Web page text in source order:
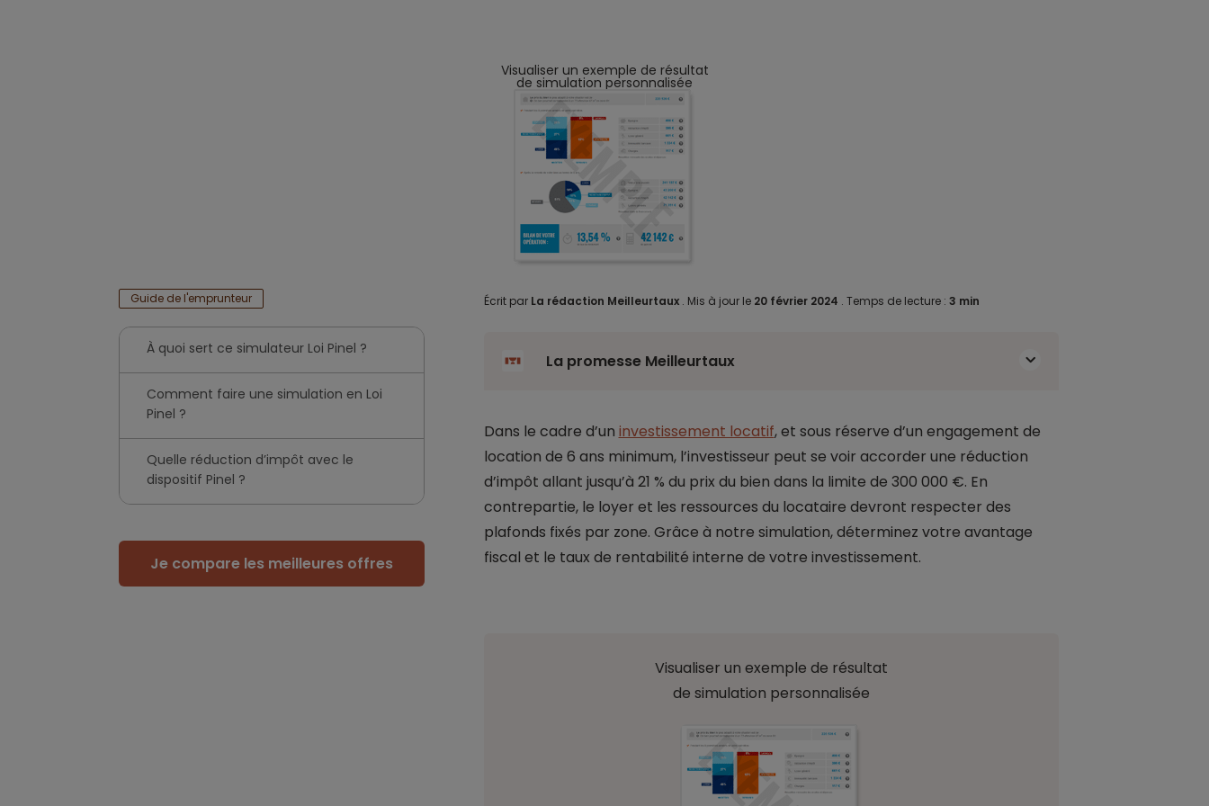
Visualiser un exemple de résultat
de simulation personnalisée
Guide de l'emprunteur
À quoi sert ce simulateur Loi Pinel ?
Comment faire une simulation en Loi
Pinel ?
Quelle réduction d’impôt avec le
dispositif Pinel ?
Je compare les meilleures offres
Écrit par La rédaction Meilleurtaux . Mis à jour le 20 février 2024 . Temps de lecture : 3 min
La promesse Meilleurtaux
Dans le cadre d’un investissement locatif, et sous réserve d’un engagement de
location de 6 ans minimum, l’investisseur peut se voir accorder une réduction
d’impôt allant jusqu’à 21 % du prix du bien dans la limite de 300 000 €. En
contrepartie, le loyer et les ressources du locataire devront respecter des
plafonds fixés par zone. Grâce à notre simulation, déterminez votre avantage
fiscal et le taux de rentabilité interne de votre investissement.
Visualiser un exemple de résultat
de simulation personnalisée